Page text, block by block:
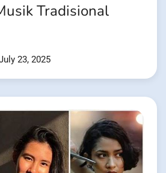
Tradisional
23, 2025